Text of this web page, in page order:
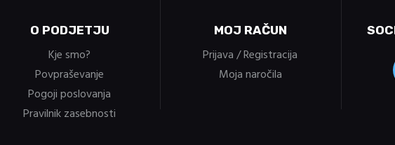
O PODJETJU
Kje smo?
Povpraševanje
Pogoji poslovanja
Pravilnik zasebnosti
MOJ RAČUN
Prijava / Registracija
Moja naročila